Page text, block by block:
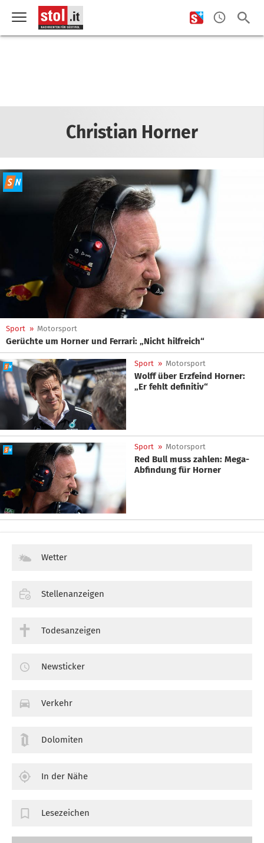
Christian Horner
Sport » Motorsport
Gerüchte um Horner und Ferrari: „Nicht hilfreich“
Sport » Motorsport
Wolff über Erzfeind Horner:
„Er fehlt definitiv“
Sport » Motorsport
Red Bull muss zahlen: Mega-
Abfindung für Horner
Wetter
Stellenanzeigen
Todesanzeigen
Newsticker
Verkehr
Dolomiten
In der Nähe
Lesezeichen